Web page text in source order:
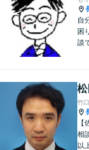
自
困
談
談
竹
相
以